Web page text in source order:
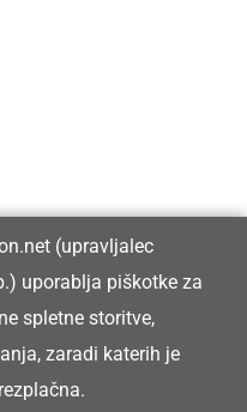
(upravljalec
uporablja piškotke za
spletne storitve,
zaradi katerih je